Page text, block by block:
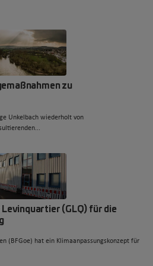
zu
Unkelbach wiederholt von
(GLQ) für die
(BFGoe) hat ein Klimaanpassungskonzept für